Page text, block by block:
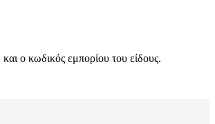
ο κωδικός εμπορίου του είδους.